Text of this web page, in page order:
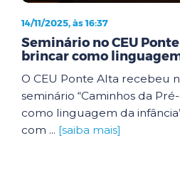
14/11/2025, às 16:37
Seminário no CEU
brincar como
O CEU Ponte Alta recebeu
seminário “Caminhos da
como linguagem da
com ... [saiba mais]